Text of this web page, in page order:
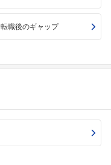
転職後のギャップ